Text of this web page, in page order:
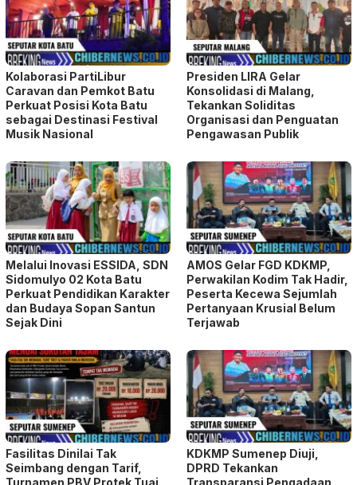
Kolaborasi PartiLibur
Caravan dan Pemkot Batu
Perkuat Posisi Kota Batu
sebagai Destinasi Festival
Musik Nasional
Presiden LIRA Gelar
Konsolidasi di Malang,
Tekankan Soliditas
Organisasi dan Penguatan
Pengawasan Publik
Melalui Inovasi ESSIDA, SDN
Sidomulyo 02 Kota Batu
Perkuat Pendidikan Karakter
dan Budaya Sopan Santun
Sejak Dini
AMOS Gelar FGD KDKMP,
Perwakilan Kodim Tak Hadir,
Peserta Kecewa Sejumlah
Pertanyaan Krusial Belum
Terjawab
Fasilitas Dinilai Tak
Seimbang dengan Tarif,
Turnamen PBV Protek Tuai
KDKMP Sumenep Diuji,
DPRD Tekankan
Transparansi Pengadaan,